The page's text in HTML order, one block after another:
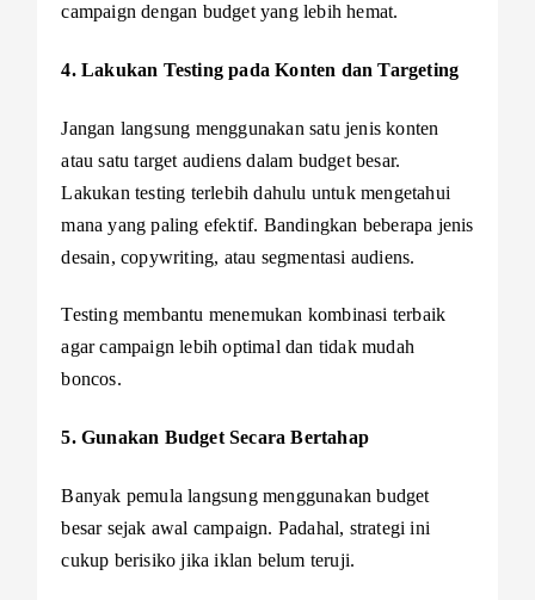
campaign dengan budget yang lebih hemat.
4. Lakukan Testing pada Konten dan Targeting
Jangan langsung menggunakan satu jenis konten
atau satu target audiens dalam budget besar.
Lakukan testing terlebih dahulu untuk mengetahui
mana yang paling efektif. Bandingkan beberapa jenis
desain, copywriting, atau segmentasi audiens.
Testing membantu menemukan kombinasi terbaik
agar campaign lebih optimal dan tidak mudah
boncos.
5. Gunakan Budget Secara Bertahap
Banyak pemula langsung menggunakan budget
besar sejak awal campaign. Padahal, strategi ini
cukup berisiko jika iklan belum teruji.